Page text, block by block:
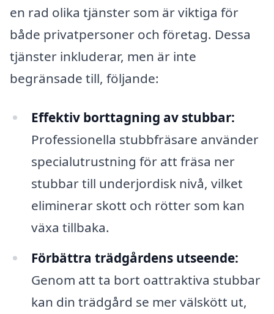
en rad olika tjänster som är viktiga för
både privatpersoner och företag. Dessa
tjänster inkluderar, men är inte
begränsade till, följande:
Effektiv borttagning av stubbar:
Professionella stubbfräsare använder
specialutrustning för att fräsa ner
stubbar till underjordisk nivå, vilket
eliminerar skott och rötter som kan
växa tillbaka.
Förbättra trädgårdens utseende:
Genom att ta bort oattraktiva stubbar
kan din trädgård se mer välskött ut,